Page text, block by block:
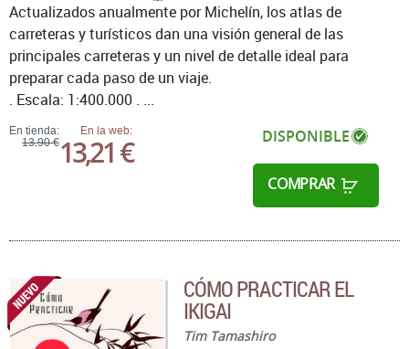
En tienda:
13,90 €
En la web:
13,21 € DISPONIBLE
COMPRAR
Actualizados anualmente por Michelín, los atlas de
carreteras y turísticos dan una visión general de las
principales carreteras y un nivel de detalle ideal para
preparar cada paso de un viaje.
. Escala: 1:400.000 . ...
CÓMO PRACTICAR EL
IKIGAI
Tim Tamashiro